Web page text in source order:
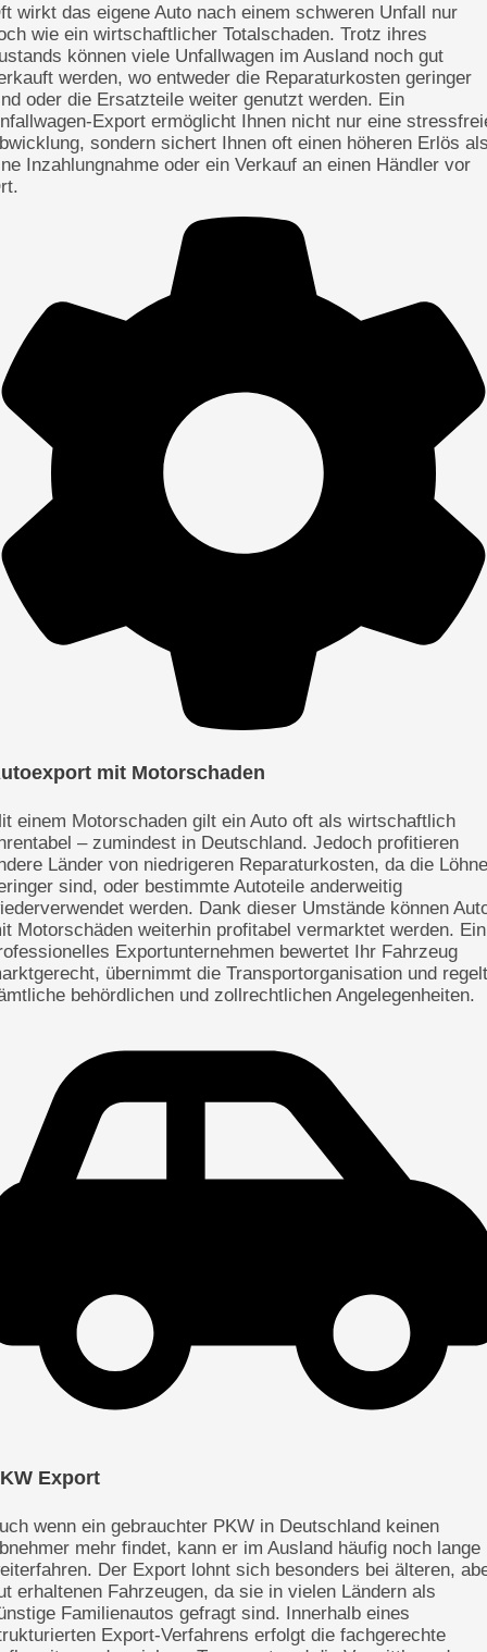
wirkt das eigene Auto nach einem schweren Unfall nur
wie ein wirtschaftlicher Totalschaden. Trotz ihres
können viele Unfallwagen im Ausland noch gut
werden, wo entweder die Reparaturkosten geringer
oder die Ersatzteile weiter genutzt werden. Ein
Export ermöglicht Ihnen nicht nur eine
sondern sichert Ihnen oft einen höheren Erlös
Inzahlungnahme oder ein Verkauf an einen Händler vor
mit Motorschaden
einem Motorschaden gilt ein Auto oft als wirtschaftlich
– zumindest in Deutschland. Jedoch profitieren
Länder von niedrigeren Reparaturkosten, da die Löhne
sind, oder bestimmte Autoteile anderweitig
werden. Dank dieser Umstände können
Motorschäden weiterhin profitabel vermarktet werden. Ein
Exportunternehmen bewertet Ihr Fahrzeug
übernimmt die Transportorganisation und regelt
behördlichen und zollrechtlichen Angelegenheiten.
Export
wenn ein gebrauchter PKW in Deutschland keinen
mehr findet, kann er im Ausland häufig noch lange
Der Export lohnt sich besonders bei älteren,
erhaltenen Fahrzeugen, da sie in vielen Ländern als
Familienautos gefragt sind. Innerhalb eines
Export-Verfahrens erfolgt die fachgerechte